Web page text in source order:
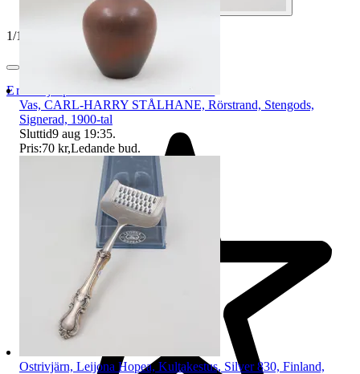
1/10
ErikshjälpenSecondHandSTHLM
Vas, CARL-HARRY STÅLHANE, Rörstrand, Stengods,
Signerad, 1900-tal
Sluttid9 aug 19:35.
Pris:70 kr,Ledande bud.
Ostrivjärn, Leijona Hopea, Kultakestus, Silver 830, Finland,